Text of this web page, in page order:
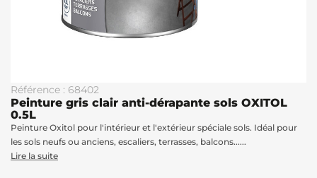
Référence : 68402
Peinture gris clair anti-dérapante sols OXITOL
0.5L
Peinture Oxitol pour l'intérieur et l'extérieur spéciale sols. Idéal pour
les sols neufs ou anciens, escaliers, terrasses, balcons......
Lire la suite